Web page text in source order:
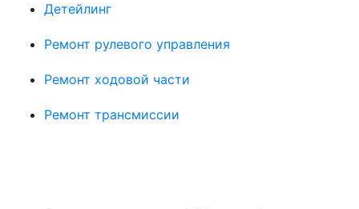
Детейлинг
Ремонт рулевого управления
Ремонт ходовой части
Ремонт трансмиссии